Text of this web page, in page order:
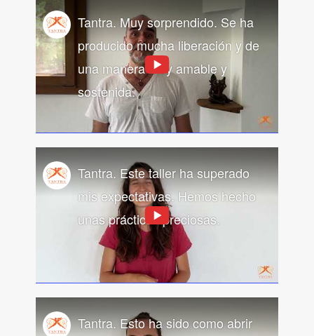
Tantra. Muy sorprendido. Se ha
producido mucha liberación y de
una manera muy amable y
sostenida.
Tantra. Este taller ha superado
mis expectativas. Hemos hecho
unas prácticas preciosas.
Tantra. Esto ha sido como abrir